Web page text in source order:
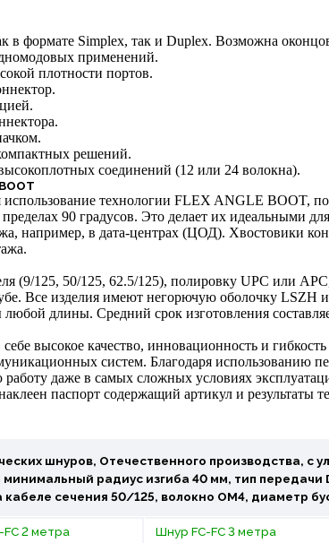
в формате Simplex, так и Duplex. Возможна
применений.
плотности портов.
решений.
соединений (12 или 24 волокна).
технологии FLEX ANGLE BOOT,
90 градусов. Это делает их идеальными
например, в дата-центрах (ЦОД). Хвостовики
(9/125, 50/125, 62.5/125), полировку UPC или
Все изделия имеют негорючую оболочку LSZH
длины. Средний срок изготовления
высокое качество, инновационность и
систем. Благодаря использованию
даже в самых сложных условиях
паспорт содержащий артикул и результаты
шнуров, Отечественного производства, с
минимальный радиус изгиба 40 мм, тип
кабеле сечения 50/125, волокно OM4, диаметр
2 метра Шнур FC-FC 3 метра